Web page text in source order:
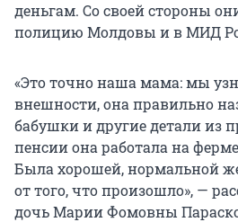
деньгам. Со своей стороны
полицию Молдовы и в МИД
«Это точно наша мама: мы
внешности, она правильно
бабушки и другие детали из
пенсии она работала на
Была хорошей, нормальной
от того, что произошло», —
дочь Марии Фомовны